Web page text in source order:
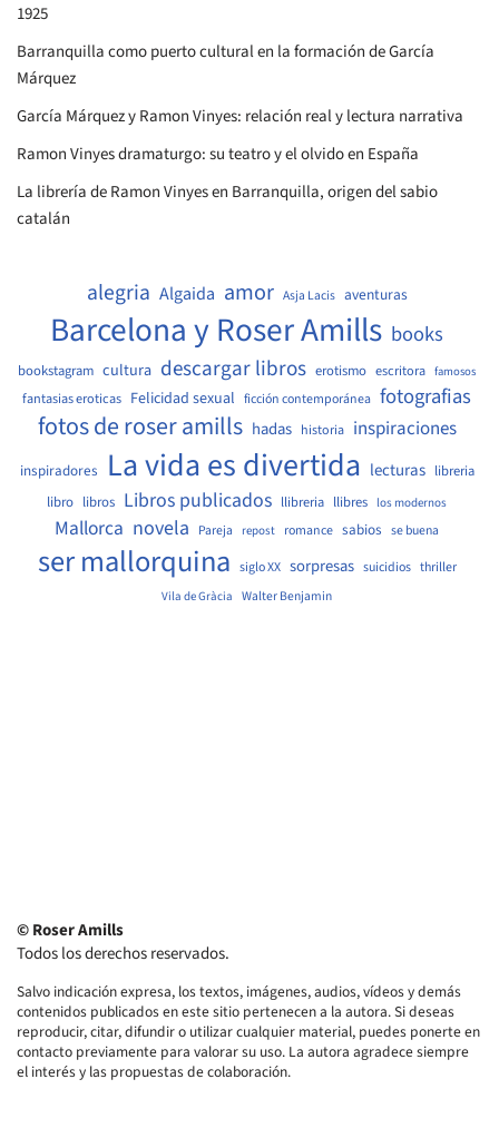
1925
Barranquilla como puerto cultural en la formación de García
Márquez
García Márquez y Ramon Vinyes: relación real y lectura narrativa
Ramon Vinyes dramaturgo: su teatro y el olvido en España
La librería de Ramon Vinyes en Barranquilla, origen del sabio
catalán
alegria Algaida amor Asja Lacis aventuras
Barcelona y Roser Amills books
bookstagram cultura descargar libros erotismo escritora famosos
fantasias eroticas Felicidad sexual ficción contemporánea fotografias
fotos de roser amills hadas historia inspiraciones
inspiradores La vida es divertida lecturas libreria
libro libros Libros publicados llibreria llibres los modernos
Mallorca novela Pareja repost romance sabios se buena
ser mallorquina siglo XX sorpresas suicidios thriller
Vila de Gràcia Walter Benjamin
© Roser Amills
Todos los derechos reservados.
Salvo indicación expresa, los textos, imágenes, audios, vídeos y demás
contenidos publicados en este sitio pertenecen a la autora. Si deseas
reproducir, citar, difundir o utilizar cualquier material, puedes ponerte en
contacto previamente para valorar su uso. La autora agradece siempre
el interés y las propuestas de colaboración.